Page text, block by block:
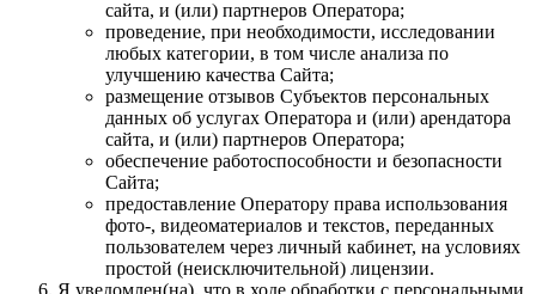
сайта, и (или) партнеров Оператора;
проведение, при необходимости, исследовании
любых категории, в том числе анализа по
улучшению качества Сайта;
размещение отзывов Субъектов персональных
данных об услугах Оператора и (или) арендатора
сайта, и (или) партнеров Оператора;
обеспечение работоспособности и безопасности
Сайта;
предоставление Оператору права использования
фото-, видеоматериалов и текстов, переданных
пользователем через личный кабинет, на условиях
простой (неисключительной) лицензии.
Я уведомлен(на), что в ходе обработки с персональными